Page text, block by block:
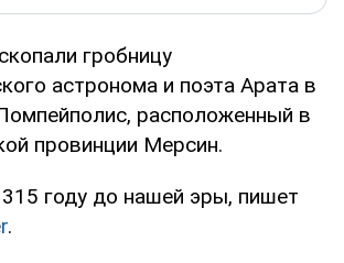
гробницу
астронома и поэта Арата в
расположенный в
провинции Мерсин.
году до нашей эры, пишет
.